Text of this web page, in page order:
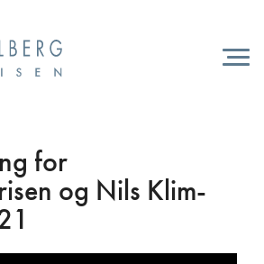
for
og Nils Klim-